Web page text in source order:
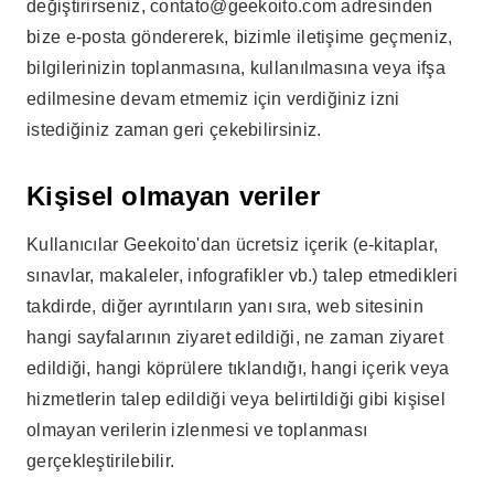
değiştirirseniz,contato@geekoito.com adresinden
bize e-posta göndererek, bizimle iletişime geçmeniz,
bilgilerinizin toplanmasına, kullanılmasına veya ifşa
edilmesine devam etmemiz için verdiğiniz izni
istediğiniz zaman geri çekebilirsiniz.
Kişisel olmayan veriler
Kullanıcılar Geekoito'dan ücretsiz içerik (e-kitaplar,
sınavlar, makaleler, infografikler vb.) talep etmedikleri
takdirde, diğer ayrıntıların yanı sıra, web sitesinin
hangi sayfalarının ziyaret edildiği, ne zaman ziyaret
edildiği, hangi köprülere tıklandığı, hangi içerik veya
hizmetlerin talep edildiği veya belirtildiği gibi kişisel
olmayan verilerin izlenmesi ve toplanması
gerçekleştirilebilir.